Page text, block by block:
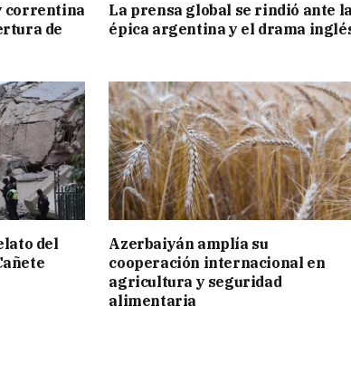
correntina
de
La prensa global se rindió ante la
épica argentina y el drama
del
Azerbaiyán amplía su
cooperación internacional en
agricultura y seguridad
alimentaria